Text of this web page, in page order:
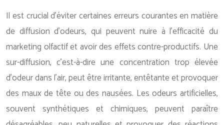
Il est crucial d’éviter certaines erreurs courantes en matière
de diffusion d’odeurs, qui peuvent nuire à l’efficacité du
marketing olfactif et avoir des effets contre-productifs. Une
sur-diffusion, c’est-à-dire une concentration trop élevée
d’odeur dans l’air, peut être irritante, entêtante et provoquer
des maux de tête ou des nausées. Les odeurs artificielles,
souvent synthétiques et chimiques, peuvent paraître